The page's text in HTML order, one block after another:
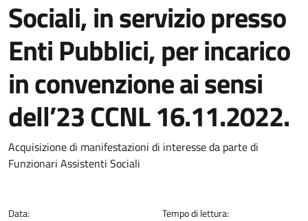
Sociali, in servizio presso
Enti Pubblici, per incarico
in convenzione ai sensi
dell’23 CCNL 16.11.2022.
Dettagli della notizia
Acquisizione di manifestazioni di interesse da parte di
Funzionari Assistenti Sociali
Data:
Tempo di lettura: